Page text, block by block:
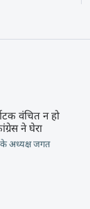
वंचित न हो
ने घेरा
के अध्यक्ष जगत